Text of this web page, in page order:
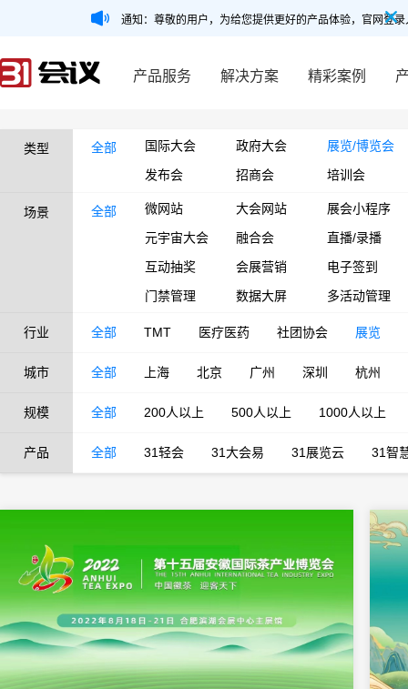
通知：尊敬的用户，为给您提供更好的产品体验，官网登
产品服务 解决方案 精彩案例
类型 全部 国际大会 政府大会
展览/博览会
发布会
招商会 培训会
场景 全部 微网站 大会网站
展会小程序
元宇宙大会
融合会
直播/录播
互动抽奖
会展营销
电子签到
门禁管理
数据大屏 多活动管理
行业 全部 TMT 医疗医药 社团协会 展览
城市 全部 上海 北京 广州 深圳 杭州
规模 全部 200人以上 500人以上 1000人以上
产品 全部 31轻会 31大会易 31展览云 31智